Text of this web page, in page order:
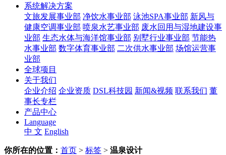
系统解决方案
文旅发展事业部 净饮水事业部 泳池SPA事业部 新风与
健康空调事业部 喷泉水艺事业部 废水回用与湿地建设事
业部 生态水体与海洋馆事业部 别墅行业事业部 节能热
水事业部 数字体育事业部 二次供水事业部 场馆运营事
业部
全球项目
关于我们
企业介绍 企业资质 DSL科技园 新闻&视频 联系我们 董
事长专栏
产品中心
Language
中 文 English
你所在的位置： 首页 > 标签 > 温泉设计